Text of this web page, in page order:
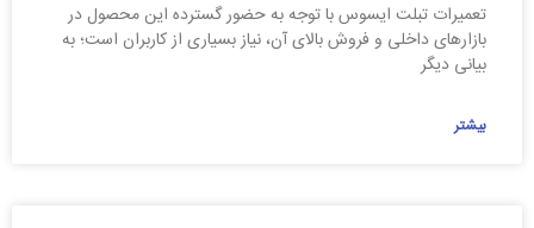
تعمیرات تبلت ایسوس با توجه به حضور گسترده این محصول در
بازارهای داخلی و فروش بالای آن، نیاز بسیاری از کاربران است؛ به
بیانی دیگر
بیشتر